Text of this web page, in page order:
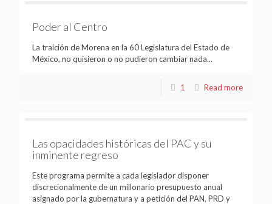
Poder al Centro
La traición de Morena en la 60 Legislatura del Estado de
México, no quisieron o no pudieron cambiar nada...
1 Read more
Las opacidades históricas del PAC y su
inminente regreso
Este programa permite a cada legislador disponer
discrecionalmente de un millonario presupuesto anual
asignado por la gubernatura y a petición del PAN, PRD y